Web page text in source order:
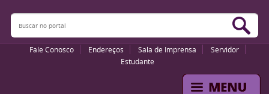
Buscar no portal
Fale Conosco Endereços Sala de Imprensa
Servidor
Estudante